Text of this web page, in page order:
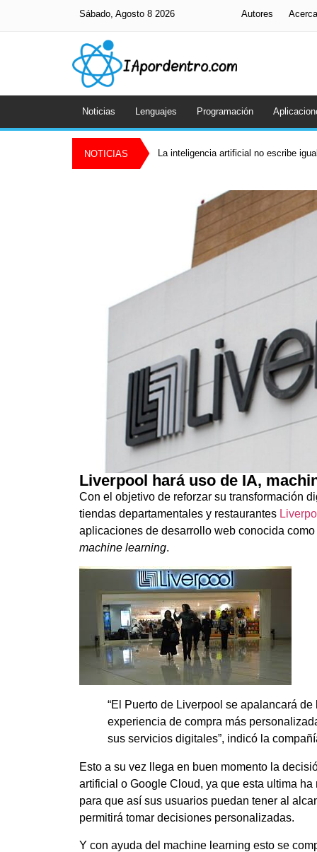
Sábado, Agosto 8 2026 Autores Acerca
Noticias Lenguajes Programación
NOTICIAS La inteligencia artificial no escribe
Liverpool hará uso de IA,
Con el objetivo de reforzar su transformación
tiendas departamentales y restaurantes
aplicaciones de desarrollo web conocida como
machine learning.
“El Puerto de Liverpool se apalancará
experiencia de compra más
sus servicios digitales”, indicó la
Esto a su vez llega en buen momento la
artificial o Google Cloud, ya que esta ultima
para que así sus usuarios puedan tener al
permitirá tomar decisiones personalizadas.
Y con ayuda del machine learning esto se